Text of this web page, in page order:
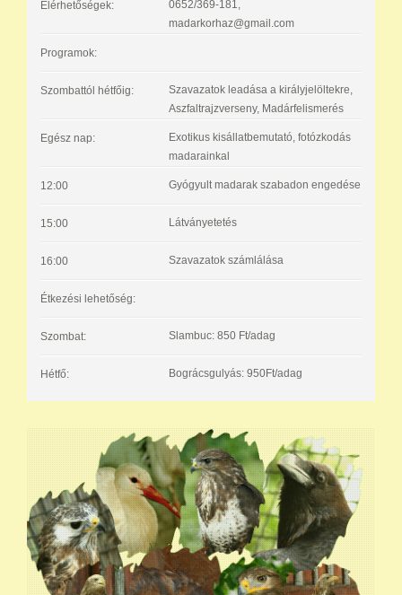
Elérhetőségek:
0652/369-181,
madarkorhaz@gmail.com
Programok:
Szombattól hétfőig:
Szavazatok leadása a királyjelöltekre,
Aszfaltrajzverseny, Madárfelismerés
Egész nap:
Exotikus kisállatbemutató, fotózkodás
madarainkal
12:00 Gyógyult madarak szabadon engedése
15:00 Látványetetés
16:00 Szavazatok számlálása
Étkezési lehetőség:
Szombat: Slambuc: 850 Ft/adag
Hétfő: Bográcsgulyás: 950Ft/adag